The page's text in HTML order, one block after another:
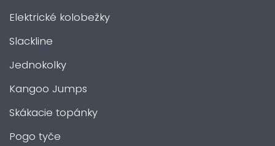
Elektrické kolobežky
Slackline
Jednokolky
Kangoo Jumps
Skákacie topánky
Pogo tyče